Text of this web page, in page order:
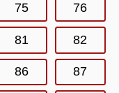
75 76
81 82
86 87